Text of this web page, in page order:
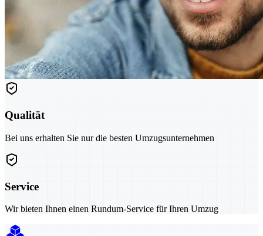
Qualität
Bei uns erhalten Sie nur die besten Umzugsunternehmen
Service
Wir bieten Ihnen einen Rundum-Service für Ihren Umzug